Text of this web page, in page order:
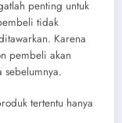
penting untuk
tidak
Karena
pembeli akan
tertentu hanya